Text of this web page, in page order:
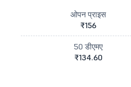
ओपन प्राइस
₹156
50 डीएमए
₹134.60